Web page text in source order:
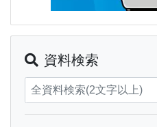
資料検索